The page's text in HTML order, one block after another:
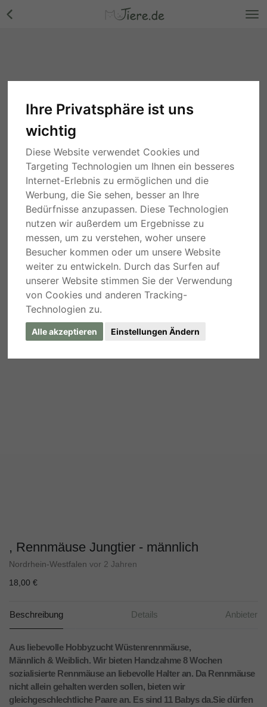
Ihre Privatsphäre ist uns
wichtig
Diese Website verwendet Cookies und
Targeting Technologien um Ihnen ein besseres
Internet-Erlebnis zu ermöglichen und die
Werbung, die Sie sehen, besser an Ihre
Bedürfnisse anzupassen. Diese Technologien
nutzen wir außerdem um Ergebnisse zu
messen, um zu verstehen, woher unsere
Besucher kommen oder um unsere Website
weiter zu entwickeln. Durch das Surfen auf
unserer Website stimmen Sie der Verwendung
von Cookies und anderen Tracking-
Technologien zu.
Alle akzeptieren Einstellungen Ändern
, Rennmäuse Jungtier - männlich
Nordrhein-Westfalen vor 2 Jahren
18,00 €
Beschreibung Details Anbieter
Aus liebevolle Hobbyzucht Wüstenrennmäuse,
Männlich & Weiblich. Wir bieten Handzahme 8 Wochen
sozialisierte Rennmäuse an liebevolle Halter an. Da Rennmäuse
nicht allein gehalten werden sollen, bieten wir
gleichgeschlechtliche Paare an. Es sind 11 Babys da.Sie dürfen